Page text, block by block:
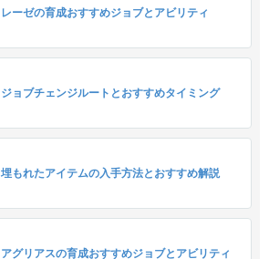
レーゼの育成おすすめジョブとアビリティ
ジョブチェンジルートとおすすめタイミング
埋もれたアイテムの入手方法とおすすめ解説
アグリアスの育成おすすめジョブとアビリティ